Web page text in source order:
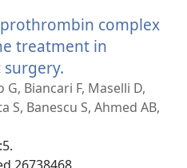
պատուհան)
complex
treatment in
է
նոր
Biancari F, Maselli D,
S, Banescu S, Ahmed AB,